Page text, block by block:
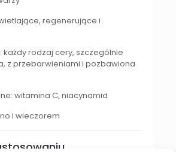
regenerujące i
każdy rodzaj cery, szczególnie
z przebarwieniami i pozbawiona
witamina C, niacynamid
i wieczorem